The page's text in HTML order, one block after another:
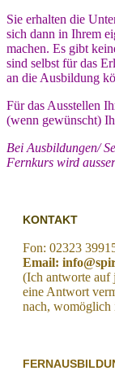
Sie erhalten die
sich dann in Ihrem
machen. Es gibt
sind selbst für das
an die Ausbildung
Für das Ausstellen
(wenn gewünscht)
Bei Ausbildungen/
Fernkurs wird
KONTAKT
Fon: 02323
Email:
(Ich antworte auf
eine Antwort
nach, womöglich